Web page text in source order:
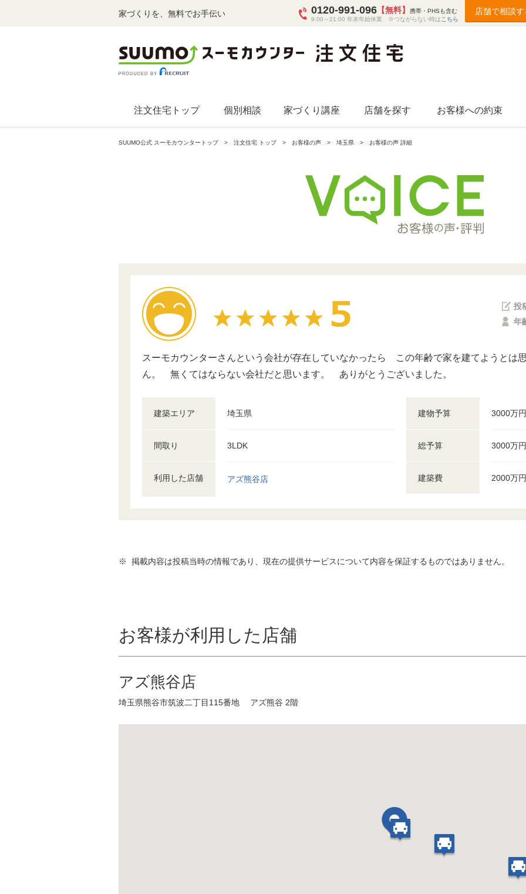
家づくりを、無料でお手伝い 0120-991-096 【無料】
携帯・PHSも含む
9:00～21:00 年末年始休業 ※つながらない時は こちら
店舗で相談す
注文住宅トップ 個別相談 家づくり講座 店舗を探す お客様への約束
SUUMO公式 スーモカウンタートップ 注文住宅 トップ お客様の声 埼玉県 お客様の声 詳細
投
年
スーモカウンターさんという会社が存在していなかったら この年齢で家を建てようとは
ん。 無くてはならない会社だと思います。 ありがとうございました。
建築エリア 埼玉県
間取り 3LDK
利用した店舗 アズ熊谷店
建物予算 3000万
総予算 3000万
建築費 2000万
※ 掲載内容は投稿当時の情報であり、現在の提供サービスについて内容を保証するものではありません。
お客様が利用した店舗
アズ熊谷店
埼玉県熊谷市筑波二丁目115番地 アズ熊谷 2階